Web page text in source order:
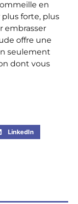
en
forte, plus
embrasser
offre une
seulement
dont vous
LinkedIn